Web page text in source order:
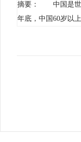
摘要： 中国是世界
年底，中国60岁以